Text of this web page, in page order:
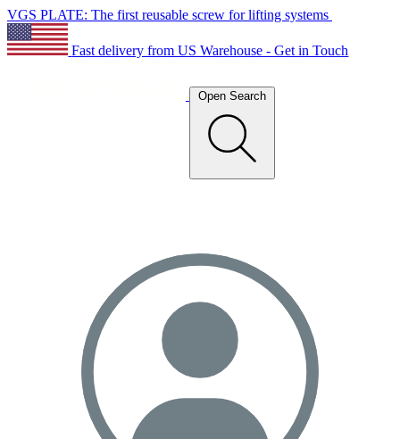
VGS PLATE: The first reusable screw for lifting systems
Fast delivery from US Warehouse - Get in Touch
Open Search